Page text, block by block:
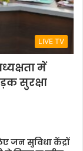
LIVE TV
में
सुरक्षा
जन सुविधा केंद्रों